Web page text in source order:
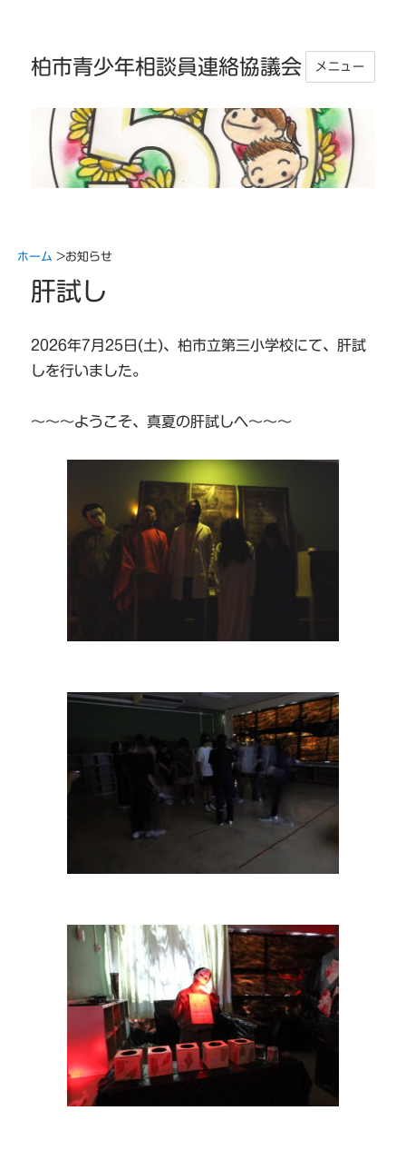
柏市青少年相談員連絡協議会 メニュー
ホーム >お知らせ
肝試し
2026年7月25日(土)、柏市立第三小学校にて、肝試
しを行いました。
～～～ようこそ、真夏の肝試しへ～～～